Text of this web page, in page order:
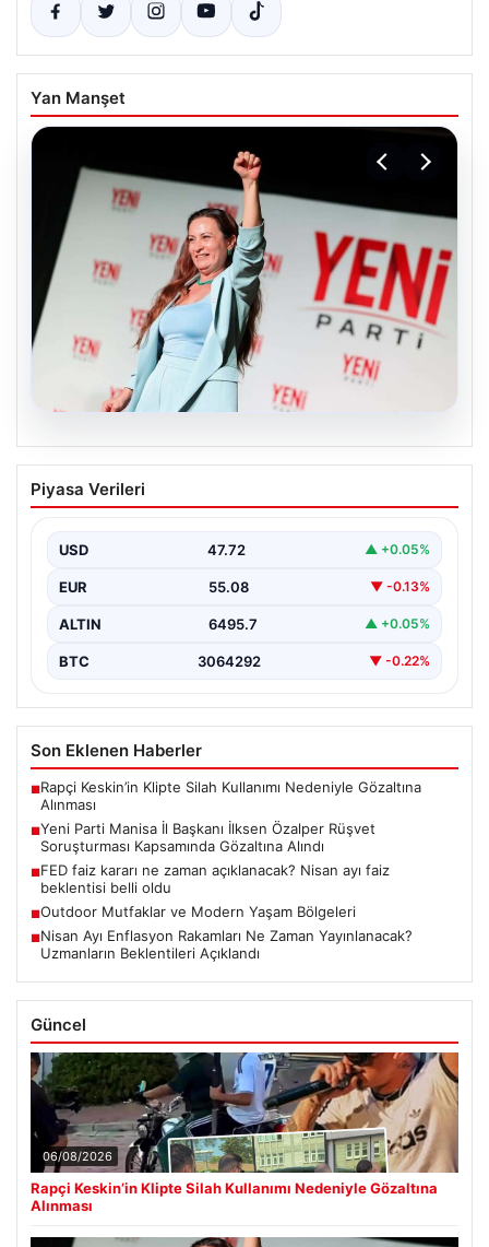
Yan Manşet
Yeni Parti Manisa İl Başkanı İlksen
Özalper Rüşvet Soruşturması
Manisa’da devam eden rüşvet soruşturması önemli bir
Piyasa Verileri
USD 47.72 ▲ +0.05%
EUR 55.08 ▼ -0.13%
ALTIN 6495.7 ▲ +0.05%
BTC 3064292 ▼ -0.22%
Son Eklenen Haberler
■Rapçi Keskin’in Klipte Silah Kullanımı Nedeniyle Gözaltına
Alınması
■Yeni Parti Manisa İl Başkanı İlksen Özalper Rüşvet
Soruşturması Kapsamında Gözaltına Alındı
■FED faiz kararı ne zaman açıklanacak? Nisan ayı faiz
beklentisi belli oldu
■Outdoor Mutfaklar ve Modern Yaşam Bölgeleri
■Nisan Ayı Enflasyon Rakamları Ne Zaman Yayınlanacak?
Uzmanların Beklentileri Açıklandı
Güncel
06/08/2026
Rapçi Keskin’in Klipte Silah Kullanımı Nedeniyle Gözaltına
Alınması